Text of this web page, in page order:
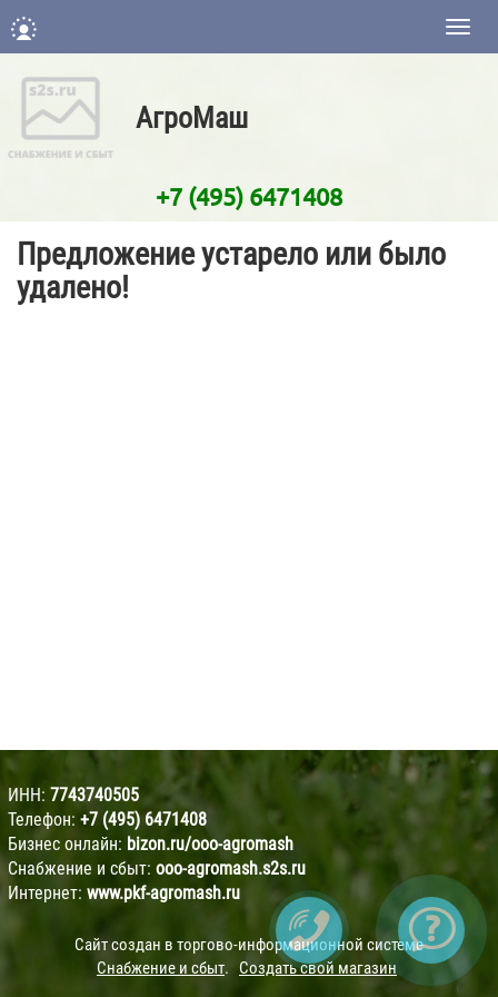
АгроМаш
+7 (495) 6471408
Предложение устарело или было
удалено!
ИНН: 7743740505
Телефон: +7 (495) 6471408
Бизнес онлайн: bizon.ru/ooo-agromash
Снабжение и сбыт: ooo-agromash.s2s.ru
Интернет: www.pkf-agromash.ru
Сайт создан в торгово-информационной системе
Снабжение и сбыт. Создать свой магазин